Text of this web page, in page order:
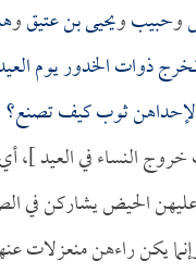
وحبيبويحيى بن عتيقو
ذوات الخدور يوم
لإحداهن ثوب كيف تصنع؟
خروج النساء في العيد
الحيض يشاركن في
يكن راءهن منعزلات